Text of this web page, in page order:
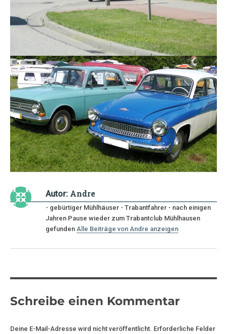
Autor: Andre
- gebürtiger Mühlhäuser - Trabantfahrer - nach einigen
Jahren Pause wieder zum Trabantclub Mühlhausen
gefunden Alle Beiträge von Andre anzeigen
Schreibe einen Kommentar
Deine E-Mail-Adresse wird nicht veröffentlicht. Erforderliche Felder